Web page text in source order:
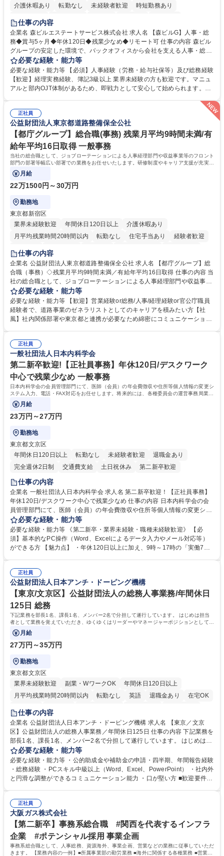
介護休暇あり 転勤なし 未経験者歓迎
時短勤務あり
経験者歓迎
完全週休2日制
交通費支給 長期歓迎 駅近5分以内 土日祝休み
仕事の内容
企業名 森ビルエステートサービス株式会社 求人名 【森ビルG】人事・総
務◆賞与5ヶ月◆年休120日◆残業少なめ◆リモート可 仕事の内容 森ビル
グループの安定した環境で、バックオフィスから会社を支える人事・総務
をお任せします。 労務と総務の業務をバランスよく担当し、ゆくゆくは制
度改定などのコア業務にも挑戦できる、やりがいある環境です。 ■勤怠管
理、給与計算、社会保険手続き、年末調整等の労務管理全般 ■入退社手続
き、社内規定の改定や人事制度改定などのコア業務 ■社内イベントの企画
は部内のOJTを中心に、あなたの経験に合わせて不足している部分はいつ
でも質問・相談できる環境が整っているため、安心して成長できます。 募
集職種 【森ビルG】人事・総務◆賞与5ヶ月◆年休120日◆残業少なめ◆
リモート可
必要な経験・能力等
必要な経験・能力等 【必須】人事経験（労務・給与社保等）及び総務経験
【歓迎】経理実務経験、簿記3級以上 業界未経験の方も歓迎です。マニュ
アルと部内OJT体制があるため、即戦力として安心して始められます。
ます。定型業務に留まらず、社内規定や人事制度の改定など会社のコア業
務に挑戦できるため、自身の成長と組織への貢献度をダイレクトに実感で
きます。 残業少なめ、週1日リモート可など、ワークライフバランスを保
ち長期活躍できる環境です。 「これまでの幅広い経験を活かし、長期的な
キャリアを築きたい」という前向きな意欲と挑戦を全力で応援します。 学
歴・資格 学歴：大学院 大学 高専 短大 専修学校 高校 語学力： 資格：日商
簿記検定1級 日商簿記検定2級 日商簿記検定3級
正社員
公益財団法人東京都道路整備保全公社
【都庁グループ】総合職(事務) 残業月平均9時間未満/有
給年平均16日取得 一般事務
当社の総合職として、ジョブローテーションによる人事経理部門や収益事業等のフロント
部門の部署等幅広い部署での業務をお任せいたします。研修制度やキャリア支援が充実し
ております！ ※下記業務詳細
月給
22万1500円～30万円
勤務地
東京都新宿区
業界未経験歓迎
年間休日120日以上
介護休暇あり
月平均残業時間20時間以内
転勤なし 住宅手当あり
経験者歓迎
研修あり
退職金あり
駅近5分以内
資格取得手当あり 食事補助あり
仕事の内容
企業名 公益財団法人東京都道路整備保全公社 求人名 【都庁グループ】総
合職（事務）◇残業月平均9時間未満／有給年平均16日取得 仕事の内容 当
社の総合職として、ジョブローテーションによる人事経理部門や収益事業
等のフロント部門の部署等幅広い部署での業務をお任せいたします。研修
制度やキャリア支援が充実しております！ ※下記業務詳細 【業務詳細】■
管理部門：広報、人事、経理など当公社の運営に係る管理業務 ■収益部
門：駐車場の新規開拓、管理運営、新宿駅西口広場の「イベントコーナ
道路施設や道路工事現場の見学ツアー事業 ※入社後は上記いずれかの部門
へ配属。※業務内容変更の範囲：会社の定める業務 募集職種 【都庁グル
ープ】総合職（事務）◇残業月平均9時間未満／有給年平均16日取得
必要な経験・能力等
必要な経験・能力等 【歓迎】営業経験or総務/人事/経理経験or官公庁職員
経験者で、道路事業のゼネラリストとしてのキャリアを積みたい方【社
風】社内関係部署や東京都と連携が必要なため綿密にコミュニケーション
部門など多岐に渡る業務を経験できます。 ■様々なプロジェクト：駐車場
事業の他、新宿駅西口広場内に設置された照明を兼ねた広告「ブライトサ
イン」の管理運営を行うなど、事業収益を生み出す活動を積極的に行って
います。 学歴・資格 学歴：大学院 大学 高専 短大 専修学校 高校 語学力：
資格：
正社員
一般社団法人日本内科学会
第二新卒歓迎!【正社員事務】年休120日/デスクワーク
中心で残業少なめ 一般事務
日本内科学会の会員管理部門にて、医師（会員）の年会費徴収や住所等個人情報の変更シ
ステム入力、電話・FAX対応をお任せします。将来的には、各種委員会の運営事務局業務
などにも幅広く携わっていただきます。
月給
23万円～27万円
勤務地
東京都文京区
年間休日120日以上
転勤なし 未経験者歓迎
退職金あり
完全週休2日制
交通費支給 土日祝休み 第二新卒歓迎
仕事の内容
企業名 一般社団法人日本内科学会 求人名 第二新卒歓迎！【正社員事務】
年休120日/デスクワーク中心で残業少なめ 仕事の内容 日本内科学会の会
員管理部門にて、医師（会員）の年会費徴収や住所等個人情報の変更シス
テム入力、電話・FAX対応をお任せします。将来的には、各種委員会の運
営事務局業務などにも幅広く携わっていただきます。 【会員管理・データ
入力業務】 ・医師（会員）の住所変更、個人情報のシステム登録・更新
・年会費の徴収管理や入金データの照合確認 【問い合わせ対応】 ・会員
年休120日/デスクワーク中心で残業少なめ
必要な経験・能力等
必要な経験・能力等 《第二新卒・業界未経験・職種未経験歓迎》 【必
須】基本的なPC操作（Word、Excelによるデータ入力やメール対応等）
ができる方 【魅力点】 ・年休120日以上に加え、9時～17時の「実働7時
整、資料作成、当日の運営サポート 学歴・資格 学歴：大学院 大学 語学
力： 資格：
正社員
公益財団法人日本アンチ・ドーピング機構
【東京/文京区】公益財団法人の総務人事業務/年間休日
125日 総務
下記業務を部長1名、課長1名、メンバー2名で分担して遂行しています。 はじめは担当
者として業務を覚えていただき、ゆくゆくはリーダーやマネージャーポジションとして活
躍いただくことを期待しています。
月給
27万円～35万円
勤務地
東京都文京区
業界未経験歓迎
副業・WワークOK
年間休日120日以上
月平均残業時間20時間以内
転勤なし 英語 退職金あり
在宅OK
賞与あり
育休あり
食事補助あり
仕事の内容
企業名 公益財団法人日本アンチ・ドーピング機構 求人名 【東京／文京
区】公益財団法人の総務人事業務／年間休日125日 仕事の内容 下記業務を
部長1名、課長1名、メンバー2名で分担して遂行しています。 はじめは担
当者として業務を覚えていただき、ゆくゆくはリーダーやマネージャーポ
ジションとして活躍いただくことを期待しています。 【総務・人事グルー
プの業務内容】 ・人事制度関連 ・採用活動 ・教育研修の企画、実行 ・勤
怠管理 ・官公庁への各種提出 ・法定の会議運営（評議員会、理事会） ・
管理 ・福利厚生関連 ・職員からの問合せ、相談対応 ・その他日常の総務
業務全般 募集職種 【東京／文京区】公益財団法人の総務人事業務／年間
休日125日
必要な経験・能力等
必要な経験・能力等 ・公的助成金や補助金の申請・四半期、年間報告経験
・総務経験 ・PCスキル中級以上（Word、Excel、PowerPoint） ・社内外
と円滑な調整ができるコミュニケーション能力 ・口が堅い方 ■歓迎要件
正社員
大阪ガス株式会社
【第二新卒】事務系総合職 #関西を代表するインフラ
企業 #ポテンシャル採用 事業企画
事務系総合職として、人事総務、資源海外、事業企画、営業などの業務に従事していただ
きます。 【業務内容の一例】■所属事業部の勤労業務 ■海外に関係する各種業務 ■営業部